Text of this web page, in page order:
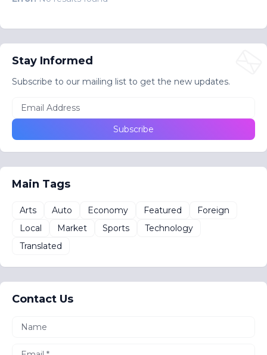
Stay Informed
Subscribe to our mailing list to get the new updates.
Main Tags
Arts Auto Economy Featured
Foreign
Local
Market Sports
Technology
Translated
Contact Us